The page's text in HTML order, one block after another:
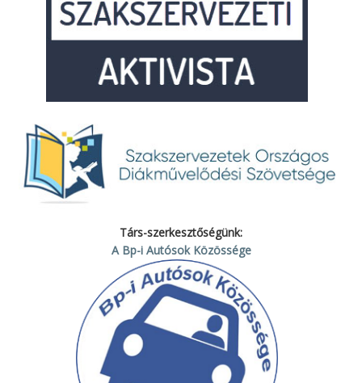
Társ-szerkesztőségünk:
A Bp-i Autósok Közössége